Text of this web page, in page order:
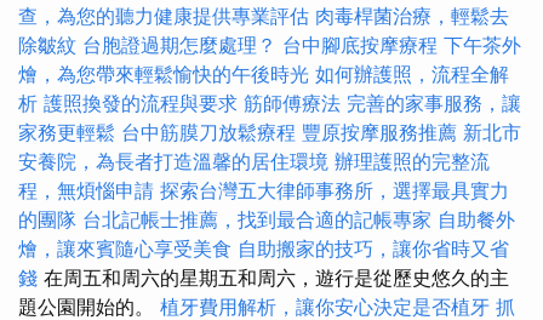
查，為您的聽力健康提供專業評估 肉毒桿菌治療，輕鬆去
除皺紋 台胞證過期怎麼處理？ 台中腳底按摩療程 下午茶外
燴，為您帶來輕鬆愉快的午後時光 如何辦護照，流程全解
析 護照換發的流程與要求 筋師傅療法 完善的家事服務，讓
家務更輕鬆 台中筋膜刀放鬆療程 豐原按摩服務推薦 新北市
安養院，為長者打造溫馨的居住環境 辦理護照的完整流
程，無煩惱申請 探索台灣五大律師事務所，選擇最具實力
的團隊 台北記帳士推薦，找到最合適的記帳專家 自助餐外
燴，讓來賓隨心享受美食 自助搬家的技巧，讓你省時又省
錢 在周五和周六的星期五和周六，遊行是從歷史悠久的主
題公園開始的。 植牙費用解析，讓你安心決定是否植牙 抓